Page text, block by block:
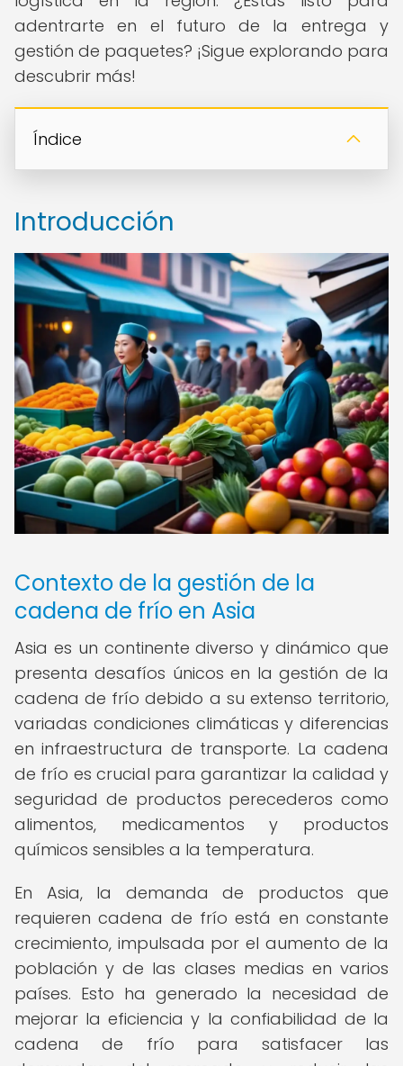
adentrarte en el futuro de la entrega y
gestión de paquetes? ¡Sigue explorando para
descubrir más!
Índice
Introducción
Contexto de la gestión de la
cadena de frío en Asia
Asia es un continente diverso y dinámico que
presenta desafíos únicos en la gestión de la
cadena de frío debido a su extenso territorio,
variadas condiciones climáticas y diferencias
en infraestructura de transporte. La cadena
de frío es crucial para garantizar la calidad y
seguridad de productos perecederos como
alimentos, medicamentos y productos
químicos sensibles a la temperatura.
En Asia, la demanda de productos que
requieren cadena de frío está en constante
crecimiento, impulsada por el aumento de la
población y de las clases medias en varios
países. Esto ha generado la necesidad de
mejorar la eficiencia y la confiabilidad de la
cadena de frío para satisfacer las